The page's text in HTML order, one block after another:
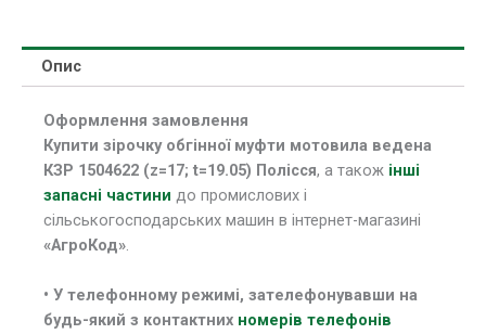
Опис
Оформлення замовлення
Купити зірочку обгінної муфти мотовила ведена
КЗР 1504622 (z=17; t=19.05) Полісся, а також інші
запасні частини до промислових і
сільськогосподарських машин в інтернет-магазині
«АгроКод».
• У телефонному режимі, зателефонувавши на
будь-який з контактних номерів телефонів